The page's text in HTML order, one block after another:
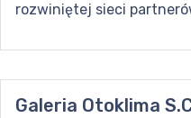
rozwiniętej sieci
Galeria Otoklima